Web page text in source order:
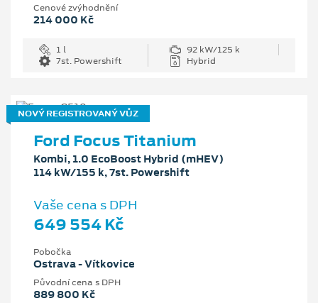
Cenové zvýhodnění
214 000 Kč
1 l
92 kW/125 k
7st. Powershift
Hybrid
NOVÝ REGISTROVANÝ VŮZ
Ford Focus Titanium
Kombi, 1.0 EcoBoost Hybrid (mHEV)
114 kW/155 k, 7st. Powershift
Vaše cena s DPH
649 554 Kč
Pobočka
Ostrava - Vítkovice
Původní cena s DPH
889 800 Kč